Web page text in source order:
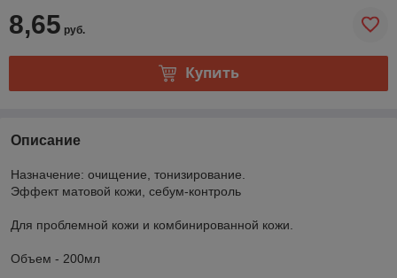
8,65 руб.
Купить
Описание
Назначение: очищение, тонизирование.
Эффект матовой кожи, себум-контроль
Для проблемной кожи и комбинированной кожи.
Объем - 200мл